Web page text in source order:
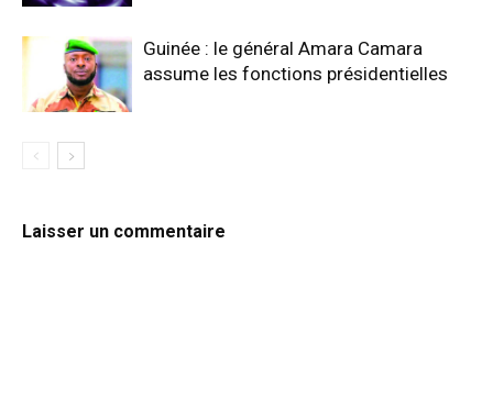
Guinée : le général Amara Camara
assume les fonctions présidentielles
Laisser un commentaire